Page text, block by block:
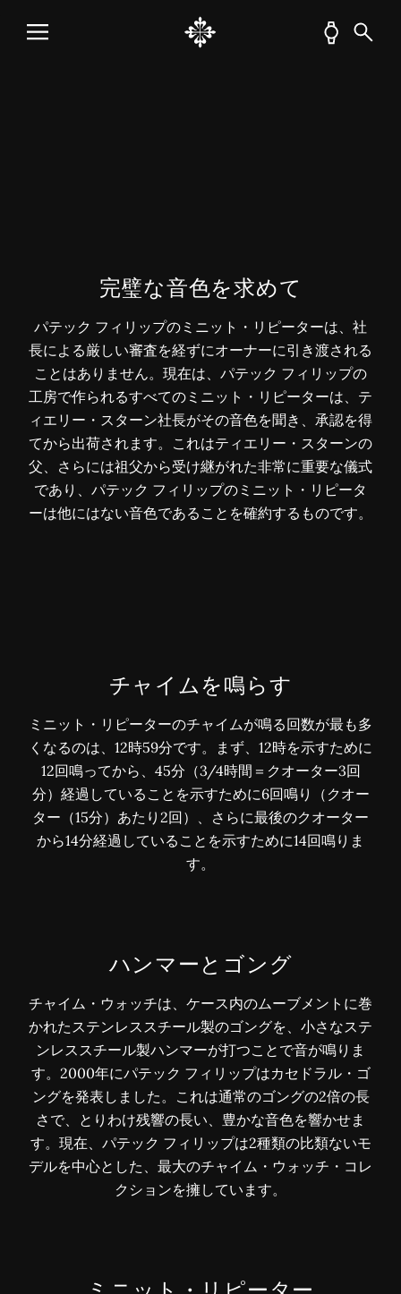
完璧な音色を求めて
パテック フィリップのミニット・リピーターは、社
長による厳しい審査を経ずにオーナーに引き渡される
ことはありません。現在は、パテック フィリップの
工房で作られるすべてのミニット・リピーターは、テ
ィエリー・スターン社長がその音色を聞き、承認を得
てから出荷されます。これはティエリー・スターンの
父、さらには祖父から受け継がれた非常に重要な儀式
であり、パテック フィリップのミニット・リピータ
ーは他にはない音色であることを確約するものです。
チャイムを鳴らす
ミニット・リピーターのチャイムが鳴る回数が最も多
くなるのは、12時59分です。まず、12時を示すために
12回鳴ってから、45分（3/4時間＝クオーター3回
分）経過していることを示すために6回鳴り（クオー
ター（15分）あたり2回）、さらに最後のクオーター
から14分経過していることを示すために14回鳴りま
す。
ハンマーとゴング
チャイム・ウォッチは、ケース内のムーブメントに巻
かれたステンレススチール製のゴングを、小さなステ
ンレススチール製ハンマーが打つことで音が鳴りま
す。2000年にパテック フィリップはカセドラル・ゴ
ングを発表しました。これは通常のゴングの2倍の長
さで、とりわけ残響の長い、豊かな音色を響かせま
す。現在、パテック フィリップは2種類の比類ないモ
デルを中心とした、最大のチャイム・ウォッチ・コレ
クションを擁しています。